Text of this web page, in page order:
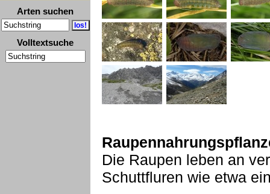
Arten suchen
Volltextsuche
Die Raupen leben an
Schuttfluren wie etwa